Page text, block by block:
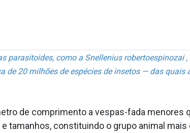
parasitoides, como a Snellenius
de 20 milhões de espécies de insetos — das
de comprimento a vespas-fada menores
tamanhos, constituindo o grupo animal